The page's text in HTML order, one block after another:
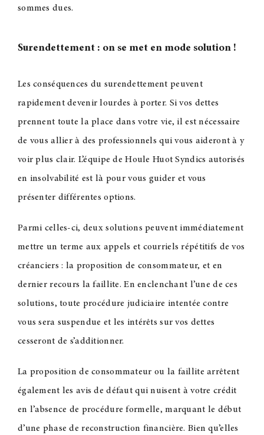
sommes dues.
Surendettement : on se met en mode solution !
Les conséquences du surendettement peuvent
rapidement devenir lourdes à porter. Si vos dettes
prennent toute la place dans votre vie, il est nécessaire
de vous allier à des professionnels qui vous aideront à y
voir plus clair. L’équipe de Houle Huot Syndics autorisés
en insolvabilité est là pour vous guider et vous
présenter différentes options.
Parmi celles-ci, deux solutions peuvent immédiatement
mettre un terme aux appels et courriels répétitifs de vos
créanciers : la proposition de consommateur, et en
dernier recours la faillite. En enclenchant l’une de ces
solutions, toute procédure judiciaire intentée contre
vous sera suspendue et les intérêts sur vos dettes
cesseront de s’additionner.
La proposition de consommateur ou la faillite arrêtent
également les avis de défaut qui nuisent à votre crédit
en l’absence de procédure formelle, marquant le début
d’une phase de reconstruction financière. Bien qu’elles